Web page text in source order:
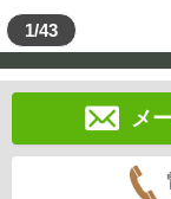
1/43
メ